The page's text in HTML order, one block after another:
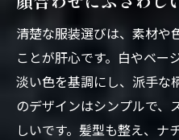
清楚な服装選びは、素材や
ことが肝心です。白やベー
淡い色を基調にし、派手な
のデザインはシンプルで、
しいです。髪型も整え、ナ